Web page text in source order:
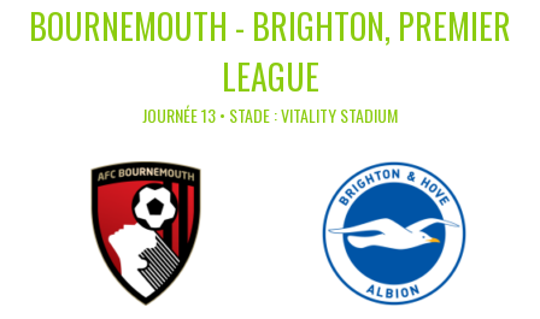
BOURNEMOUTH - BRIGHTON, PREMIER
LEAGUE
JOURNÉE 13 • STADE : VITALITY STADIUM